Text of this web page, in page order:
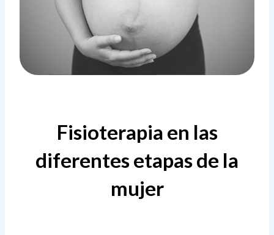
Fisioterapia en las
diferentes etapas de la
mujer